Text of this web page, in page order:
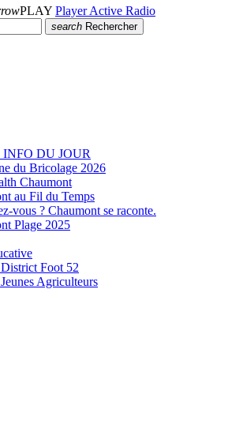
PLAY Player Active Radio
search Rechercher
DU JOUR
du Bricolage 2026
Chaumont
au Fil du Temps
vous ? Chaumont se raconte.
Plage 2025
Foot 52
Agriculteurs